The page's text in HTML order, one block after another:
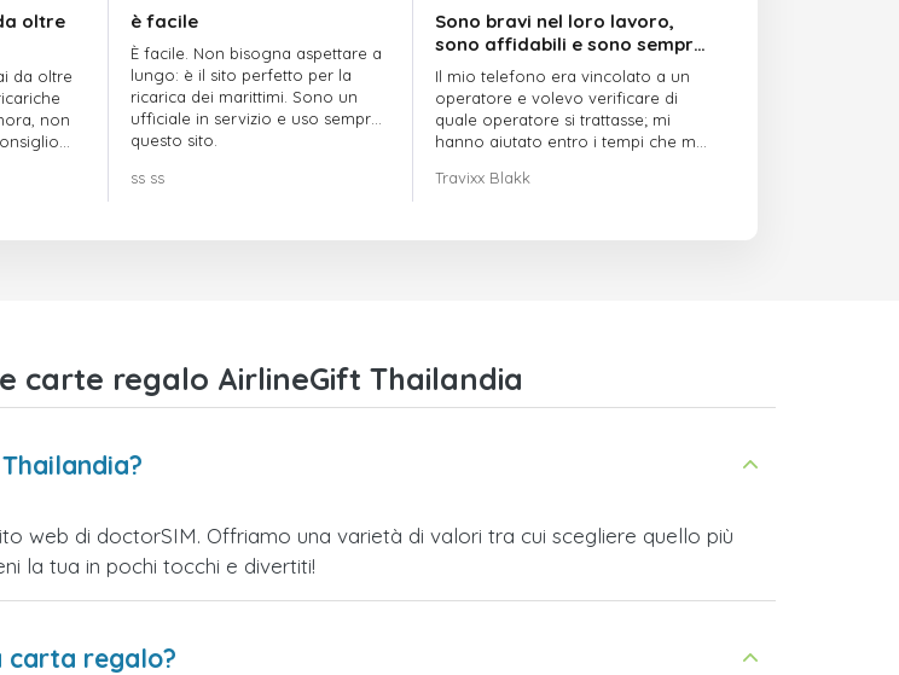
oltre
da oltre
non
è facile
È facile. Non bisogna aspettare a
lungo: è il sito perfetto per la
ricarica dei marittimi. Sono un
ufficiale in servizio e uso sempre
questo sito.
ss ss
Sono bravi nel loro lavoro,
sono affidabili e sono sempre
puntuali
Il mio telefono era vincolato a un
operatore e volevo verificare di
quale operatore si trattasse; mi
hanno aiutato entro i tempi che mi
Travixx Blakk
carte regalo AirlineGift Thailandia
web di doctorSIM. Offriamo una varietà di valori tra cui scegliere quello più
la tua in pochi tocchi e divertiti!
carta regalo?